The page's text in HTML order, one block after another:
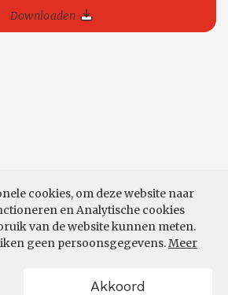
cookies, om deze website naar
en Analytische cookies
van de website kunnen meten.
geen persoonsgegevens.Meer
Akkoord
Downloaden